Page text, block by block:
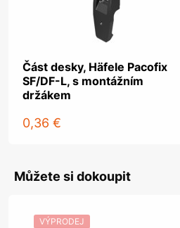
Část desky, Häfele Pacofix
SF/DF-L, s montážním
držákem
0,36 €
Můžete si dokoupit
VÝPRODEJ